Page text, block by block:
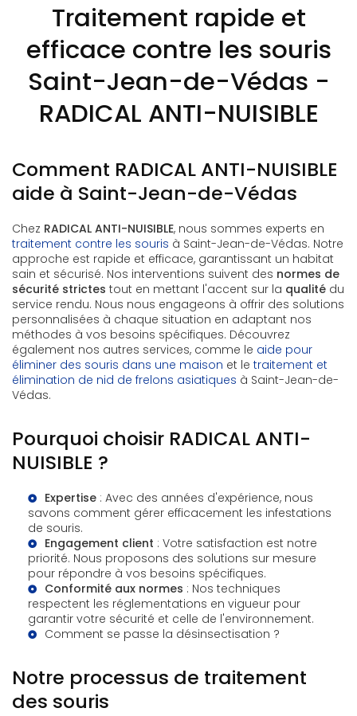
Traitement rapide et
efficace contre les souris
Saint-Jean-de-Védas -
RADICAL ANTI-NUISIBLE
Comment RADICAL ANTI-NUISIBLE
aide à Saint-Jean-de-Védas
Chez RADICAL ANTI-NUISIBLE, nous sommes experts en
traitement contre les souris à Saint-Jean-de-Védas. Notre
approche est rapide et efficace, garantissant un habitat
sain et sécurisé. Nos interventions suivent des normes de
sécurité strictes tout en mettant l'accent sur la qualité du
service rendu. Nous nous engageons à offrir des solutions
personnalisées à chaque situation en adaptant nos
méthodes à vos besoins spécifiques. Découvrez
également nos autres services, comme le aide pour
éliminer des souris dans une maison et le traitement et
élimination de nid de frelons asiatiques à Saint-Jean-de-
Védas.
Pourquoi choisir RADICAL ANTI-
NUISIBLE ?
Expertise : Avec des années d'expérience, nous
savons comment gérer efficacement les infestations
de souris.
Engagement client : Votre satisfaction est notre
priorité. Nous proposons des solutions sur mesure
pour répondre à vos besoins spécifiques.
Conformité aux normes : Nos techniques
respectent les réglementations en vigueur pour
garantir votre sécurité et celle de l'environnement.
Comment se passe la désinsectisation ?
Notre processus de traitement
des souris